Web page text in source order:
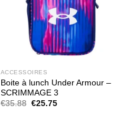
ACCESSOIRES
Boite à lunch Under Armour –
SCRIMMAGE 3
€35.88 Le
€25.75Le